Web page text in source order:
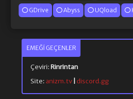
GDrive Abyss UQload
EMEĞI GEÇENLER
Çeviri:Rinrintan
Site: anizm.tv| discord.gg